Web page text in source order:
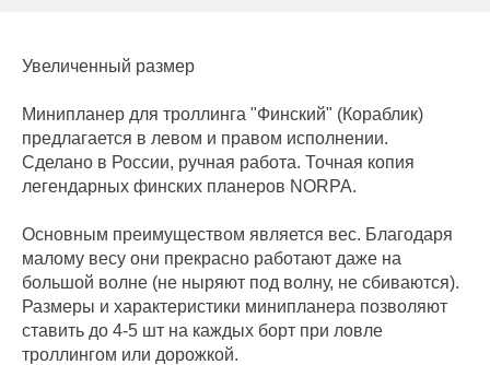
Увеличенный размер
Минипланер для троллинга "Финский" (Кораблик)
предлагается в левом и правом исполнении.
Сделано в России, ручная работа. Точная копия
легендарных финских планеров NORPA.
Основным преимуществом является вес. Благодаря
малому весу они прекрасно работают даже на
большой волне (не ныряют под волну, не сбиваются).
Размеры и характеристики минипланера позволяют
ставить до 4-5 шт на каждых борт при ловле
троллингом или дорожкой.